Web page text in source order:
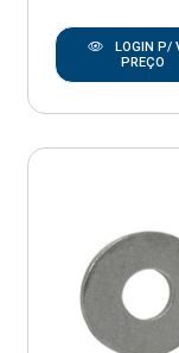
LOGIN P/
PREÇO